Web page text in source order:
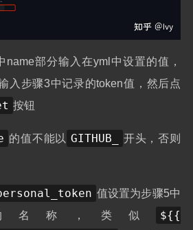
name部分输入在yml中设置的值，
入步骤3中记录的token值，然后点
按钮
的值不能以 GITHUB_
开头，否则
值设置为步骤5中
名称，类似
${{